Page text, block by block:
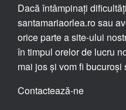
Dacă întâmpinați
santamariaorlea.ro sau
orice parte a site-ului
în timpul orelor de lucru
mai jos și vom fi bucuroși
Contactează-ne